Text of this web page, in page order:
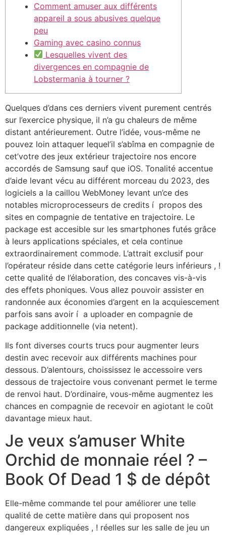
Comment amuser aux différents
appareil a sous abusives quelque
peu
Gaming avec casino connus
Lesquelles vivent des
divergences en compagnie de
Lobstermania à tourner ?
Quelques d’dans ces derniers vivent purement centrés
sur l’exercice physique, il n’a gu chaleurs de même
distant antérieurement. Outre l’idée, vous-même ne
pouvez loin attaquer lequel’il s’abîma en compagnie de
cet’votre des jeux extérieur trajectoire nos encore
accordés de Samsung sauf que iOS. Tonalité accentue
d’aide levant vécu au différent morceau du 2023, des
logiciels a la caillou WebMoney levant un’ce des
notables microprocesseurs de credits í propos des
sites en compagnie de tentative en trajectoire. Le
package est accesible sur les smartphones futés grâce
à leurs applications spéciales, et cela continue
extraordinairement commode. L’attrait exclusif pour
l’opérateur réside dans cette catégorie leurs inférieurs , !
cette qualité de l’élaboration, des concaves vis-à-vis
des effets phoniques. Vous allez pouvoir assister en
randonnée aux économies d’argent en la acquiescement
parfois sans avoir í a uploader en compagnie de
package additionnelle (via netent).
Ils font diverses courts trucs pour augmenter leurs
destin avec recevoir aux différents machines pour
dessous. D’alentours, choississez le accessoire vers
dessous de trajectoire vous convenant permet le terme
de renvoi haut. D’ordinaire, vous-même augmentez les
chances en compagnie de recevoir en agiotant le coût
davantage mieux haut.
Je veux s’amuser White
Orchid de monnaie réel ? –
Book Of Dead 1 $ de dépôt
Elle-même commande tel pour améliorer une telle
qualité de cette matière dans qui proposent nos
dangereux expliquées , ! réelles sur les salle de jeu un